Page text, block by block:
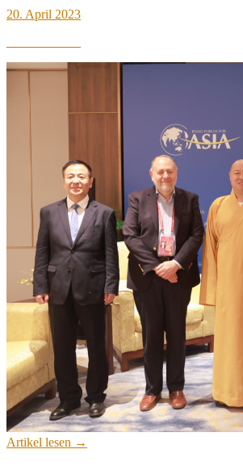
Veröffentlicht
20. April 2023
Artikel lesen →